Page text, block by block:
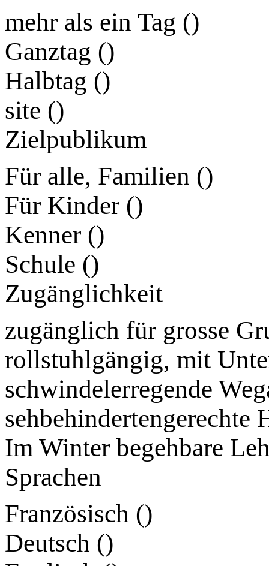
mehr als ein Tag ()
Ganztag ()
Halbtag ()
site ()
Zielpublikum
Für alle, Familien ()
Für Kinder ()
Kenner ()
Schule ()
Zugänglichkeit
zugänglich für grosse
rollstuhlgängig, mit
schwindelerregende
sehbehindertengerechte
Im Winter begehbare
Sprachen
Französisch ()
Deutsch ()